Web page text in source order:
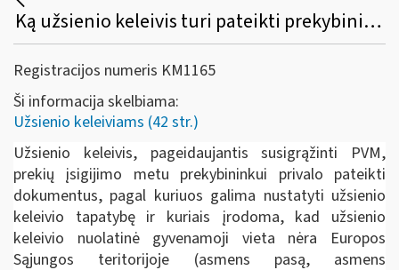
Ką užsienio keleivis turi pateikti prekybininkui prekių įsigijimo metu, norėdamas susigrąžinti PVM?
Registracijos numeris KM1165
Ši informacija skelbiama:
Užsienio keleiviams (42 str.)
Užsienio keleivis, pageidaujantis susigrąžinti PVM,
prekių įsigijimo metu prekybininkui privalo pateikti
dokumentus, pagal kuriuos galima nustatyti užsienio
keleivio tapatybę ir kuriais įrodoma, kad užsienio
keleivio nuolatinė gyvenamoji vieta nėra Europos
Sąjungos teritorijoje (asmens pasą, asmens